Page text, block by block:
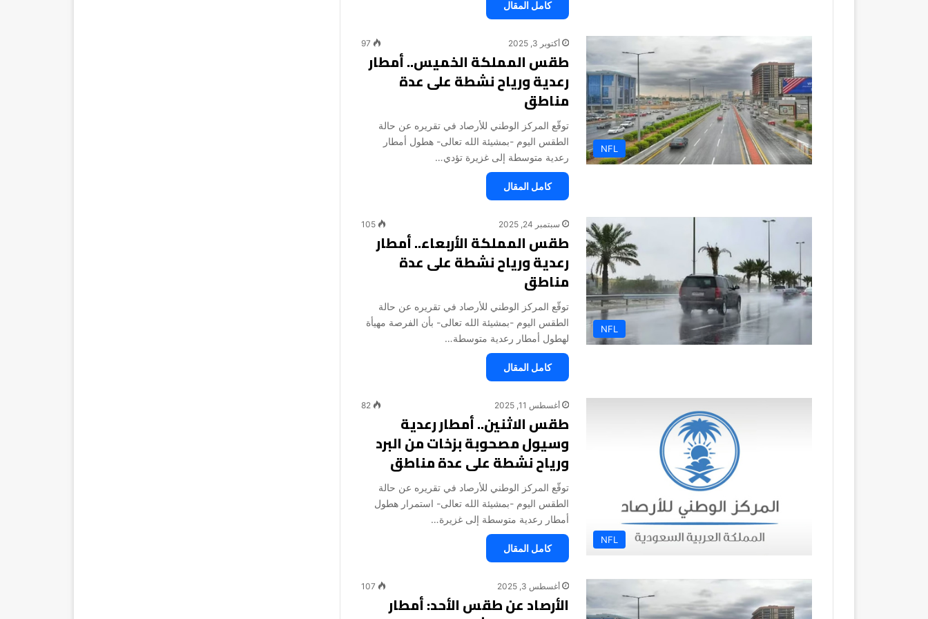
كامل المقال
NFL
أكتوبر 3, 2025 97
طقس المملكة الخميس.. أمطار
رعدية ورياح نشطة على عدة
مناطق
توقّع المركز الوطني للأرصاد في تقريره عن حالة
الطقس اليوم -بمشيئة الله تعالى- هطول أمطار
رعدية متوسطة إلى غزيرة تؤدي…
كامل المقال
NFL
سبتمبر 24, 2025 105
طقس المملكة الأربعاء.. أمطار
رعدية ورياح نشطة على عدة
مناطق
توقّع المركز الوطني للأرصاد في تقريره عن حالة
الطقس اليوم -بمشيئة الله تعالى- بأن الفرصة مهيأة
لهطول أمطار رعدية متوسطة…
كامل المقال
NFL
أغسطس 11, 2025 82
طقس الاثنين.. أمطار رعدية
وسيول مصحوبة بزخات من البرد
ورياح نشطة على عدة مناطق
توقّع المركز الوطني للأرصاد في تقريره عن حالة
الطقس اليوم -بمشيئة الله تعالى- استمرار هطول
أمطار رعدية متوسطة إلى غزيرة…
كامل المقال
أغسطس 3, 2025 107
الأرصاد عن طقس الأحد: أمطار